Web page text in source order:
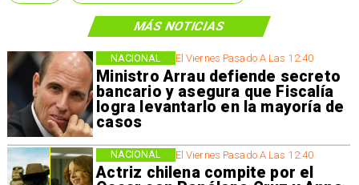
MÁS NOTICIAS
El Viernes Pasado A Las 12:40
Ministro Arrau defiende secreto
bancario y asegura que Fiscalía
logra levantarlo en la mayoría de
casos
NACIONAL
El Viernes Pasado A Las 12:40
Actriz chilena compite por el
NACIONAL